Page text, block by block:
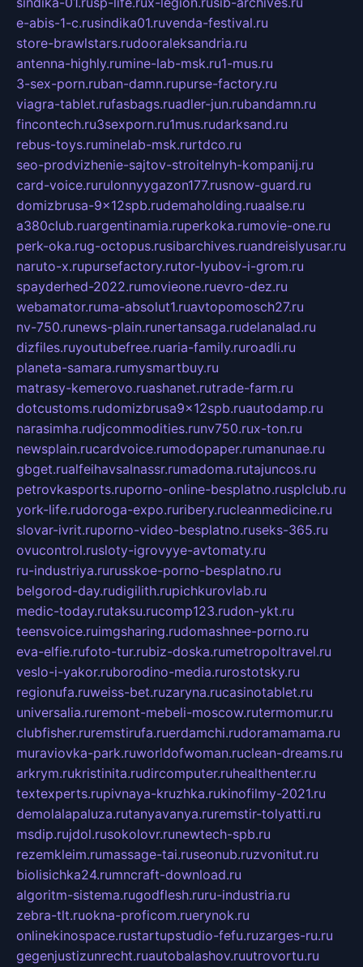
e-abis-1-c.rusindika01.ruvenda-festival.ru
store-brawlstars.rudooraleksandria.ru
antenna-highly.rumine-lab-msk.ru1-mus.ru
3-sex-porn.ruban-damn.rupurse-factory.ru
viagra-tablet.rufasbags.ruadler-jun.rubandamn.ru
fincontech.ru3sexporn.ru1mus.rudarksand.ru
rebus-toys.ruminelab-msk.rurtdco.ru
seo-prodvizhenie-sajtov-stroitelnyh-kompanij.ru
card-voice.rurulonnyygazon177.rusnow-guard.ru
domizbrusa-9x12spb.rudemaholding.ruaalse.ru
a380club.ruargentinamia.ruperkoka.rumovie-one.ru
perk-oka.rug-octopus.rusibarchives.ruandreislyusar.ru
naruto-x.rupursefactory.rutor-lyubov-i-grom.ru
spayderhed-2022.rumovieone.ruevro-dez.ru
webamator.ruma-absolut1.ruavtopomosch27.ru
nv-750.runews-plain.runertansaga.rudelanalad.ru
dizfiles.ruyoutubefree.ruaria-family.ruroadli.ru
planeta-samara.rumysmartbuy.ru
matrasy-kemerovo.ruashanet.rutrade-farm.ru
dotcustoms.rudomizbrusa9x12spb.ruautodamp.ru
narasimha.rudjcommodities.runv750.rux-ton.ru
newsplain.rucardvoice.rumodopaper.rumanunae.ru
gbget.rualfeihavsalnassr.rumadoma.rutajuncos.ru
petrovkasports.ruporno-online-besplatno.rusplclub.ru
york-life.rudoroga-expo.ruribery.rucleanmedicine.ru
slovar-ivrit.ruporno-video-besplatno.ruseks-365.ru
ovucontrol.rusloty-igrovyye-avtomaty.ru
ru-industriya.rurusskoe-porno-besplatno.ru
belgorod-day.rudigilith.rupichkurovlab.ru
medic-today.rutaksu.rucomp123.rudon-ykt.ru
teensvoice.ruimgsharing.rudomashnee-porno.ru
eva-elfie.rufoto-tur.rubiz-doska.rumetropoltravel.ru
veslo-i-yakor.ruborodino-media.rurostotsky.ru
regionufa.ruweiss-bet.ruzaryna.rucasinotablet.ru
universalia.ruremont-mebeli-moscow.rutermomur.ru
clubfisher.ruremstirufa.ruerdamchi.rudoramamama.ru
muraviovka-park.ruworldofwoman.ruclean-dreams.ru
arkrym.rukristinita.rudircomputer.ruhealthenter.ru
textexperts.rupivnaya-kruzhka.rukinofilmy-2021.ru
demolalapaluza.rutanyavanya.ruremstir-tolyatti.ru
msdip.rujdol.rusokolovr.runewtech-spb.ru
rezemkleim.rumassage-tai.ruseonub.ruzvonitut.ru
biolisichka24.rumncraft-download.ru
algoritm-sistema.rugodflesh.ruru-industria.ru
zebra-tlt.ruokna-proficom.ruerynok.ru
onlinekinospace.rustartupstudio-fefu.ruzarges-ru.ru
gegenjustizunrecht.ruautobalashov.ruutrovortu.ru